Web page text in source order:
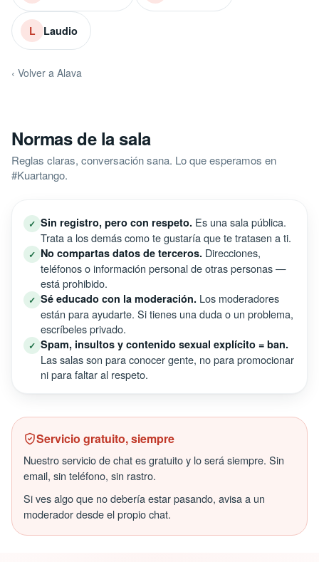
L Laudio
‹ Volver a Alava
Normas de la sala
Reglas claras, conversación sana. Lo que esperamos en
#Kuartango.
✓ Sin registro, pero con respeto. Es una sala pública.
Trata a los demás como te gustaría que te tratasen a ti.
✓ No compartas datos de terceros. Direcciones,
teléfonos o información personal de otras personas —
está prohibido.
✓ Sé educado con la moderación. Los moderadores
están para ayudarte. Si tienes una duda o un problema,
escríbeles privado.
✓ Spam, insultos y contenido sexual explícito = ban.
Las salas son para conocer gente, no para promocionar
ni para faltar al respeto.
Servicio gratuito, siempre
Nuestro servicio de chat es gratuito y lo será siempre. Sin
email, sin teléfono, sin rastro.
Si ves algo que no debería estar pasando, avisa a un
moderador desde el propio chat.